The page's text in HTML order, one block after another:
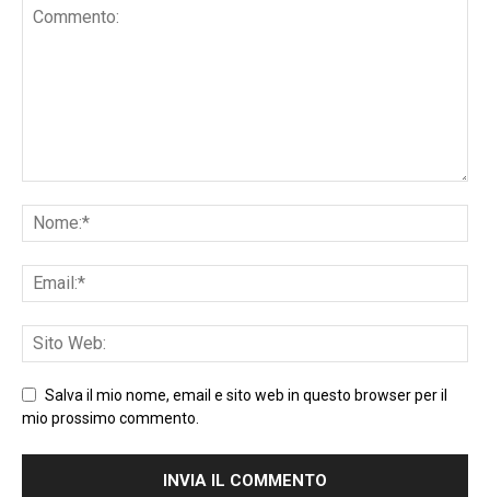
Salva il mio nome, email e sito web in questo browser per il
mio prossimo commento.